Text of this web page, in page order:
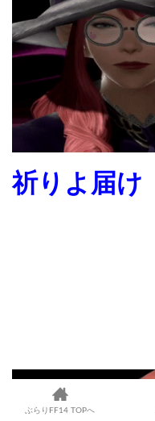
祈りよ届け
ぶらりFF14 TOPへ